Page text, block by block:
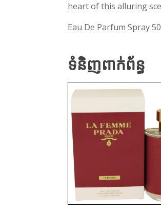
heart of this alluring
Eau De Parfum Spray
ទំនិញពាក់ព័ន្ធ